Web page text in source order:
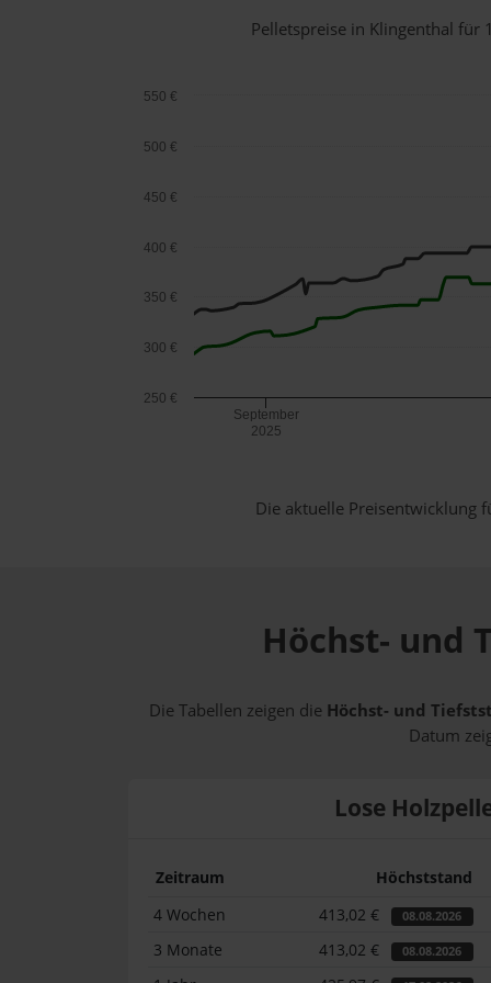
Pelletspreise in Klingenthal für
September
2025
250 €
300 €
350 €
400 €
450 €
500 €
550 €
Die aktuelle Preisentwicklung
Höchst- und
Die Tabellen zeigen die Höchst- und
Datum
Lose
Zeitraum Höchststand
4 Wochen
413,02 € 08.08.2026
3 Monate 413,02 € 08.08.2026